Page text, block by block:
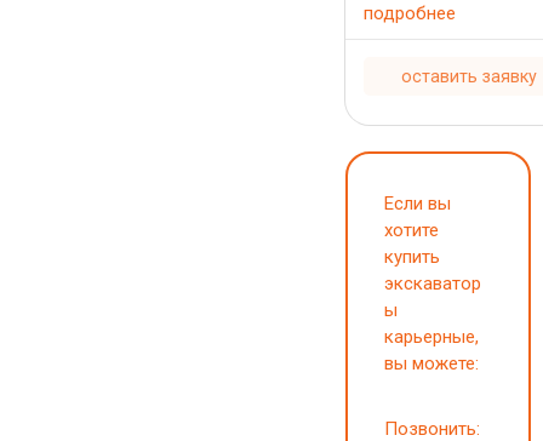
впрыском с рабочим
15,681 литров. На этой
подробнее
оставить заявку
Если вы
хотите
купить
экскаватор
ы
карьерные,
вы можете:
Позвонить: